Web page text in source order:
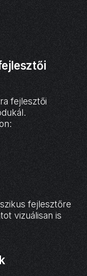
fejlesztői
fejlesztőre
vizuálisan is